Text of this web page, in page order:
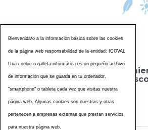
Un estudio
mercados de
Bienvenida/o a la información básica sobre las cookies
de la página web responsabilidad de la entidad: ICOVAL
Una cookie o galleta informática es un pequeño archivo
de información que se guarda en tu ordenador,
“smartphone” o tableta cada vez que visitas nuestra
página web. Algunas cookies son nuestras y otras
pertenecen a empresas externas que prestan servicios
para nuestra página web.